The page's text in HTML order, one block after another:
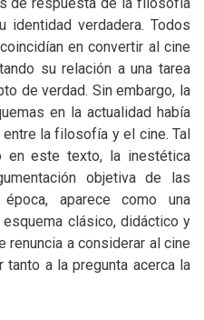
verdadera. Todos
en convertir al cine
su relación a una tarea
de verdad. Sin embargo, la
en la actualidad había
la filosofía y el cine. Tal
en este texto, la inestética
objetiva de las
aparece como una
clásico, didáctico y
renuncia a considerar al cine
a la pregunta acerca la